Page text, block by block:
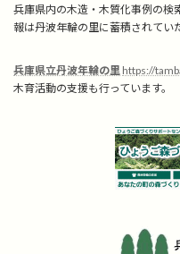
兵庫県内の木造・木質化事例の検
報は丹波年輪の里に蓄積されてい
兵庫県立丹波年輪の里 https://
木育活動の支援も行っています。